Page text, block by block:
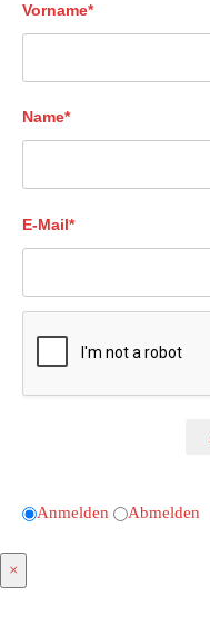
Vorname*
Name*
E-Mail*
Anmelden Abmelden
×